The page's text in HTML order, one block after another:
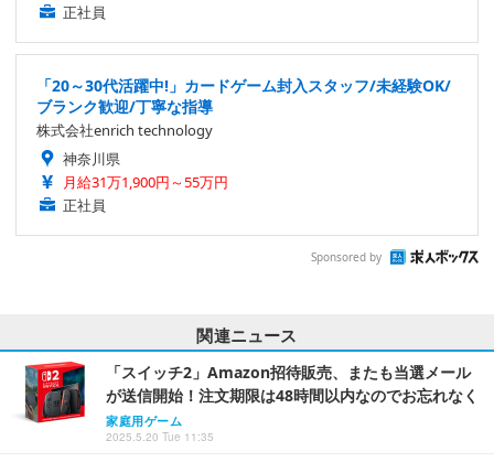
正社員
「20～30代活躍中!」カードゲーム封入スタッフ/未経験OK/
ブランク歓迎/丁寧な指導
株式会社enrich technology
神奈川県
月給31万1,900円～55万円
正社員
Sponsored by
関連ニュース
「スイッチ2」Amazon招待販売、またも当選メール
が送信開始！注文期限は48時間以内なのでお忘れなく
家庭用ゲーム
2025.5.20 Tue 11:35